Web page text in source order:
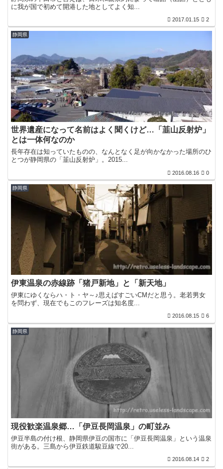
に我が国で初めて開港した地としてよく知...
2017.01.15 2
静岡県
世界遺産になって名前はよく聞くけど…「韮山反射炉」
とは一体何なのか
長年存在は知っていたものの、なんとなく足が向かなかった場所のひ
とつが静岡県の「韮山反射炉」。2015...
2016.08.16 0
静岡県
伊東温泉の赤線跡「猪戸新地」と「新天地」
伊東にゆくならハ・ト・ヤ～♪思えばすごいCMだと思う。老若男女
を問わず、現在でもこのフレーズは知名度...
2016.08.15 6
静岡県
現役歓楽温泉郷…「伊豆長岡温泉」の町並み
伊豆半島の付け根、静岡県伊豆の国市に「伊豆長岡温泉」という温泉
街がある。三島から伊豆鉄道駿豆線で20...
2016.08.14 2